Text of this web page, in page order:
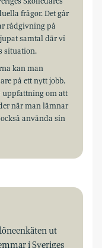
frågor. Det går
rådgivning på
samtal där vi
situation.
kan man
på ett nytt jobb.
uppfattning om att
när man lämnar
använda sin
ut
i Sveriges